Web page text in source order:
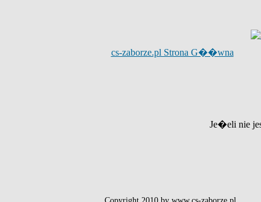
cs-zaborze.pl Strona G��wna
Je�eli nie